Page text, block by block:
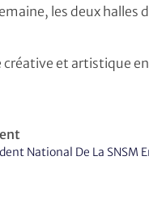
les deux halles
créative et artistique
National De La SNSM